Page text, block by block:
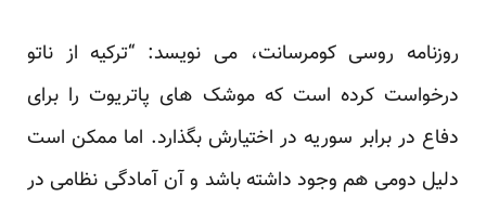
روزنامه روسی کومرسانت، می نویسد: “ترکیه از ناتو
درخواست کرده است که موشک های پاتریوت را برای
دفاع در برابر سوریه در اختیارش بگذارد. اما ممکن است
دلیل دومی هم وجود داشته باشد و آن آمادگی نظامی در